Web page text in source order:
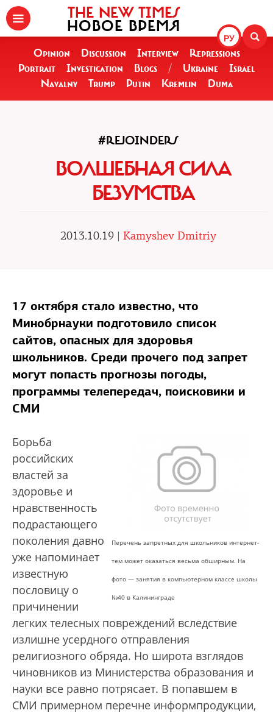
РУ
THE NEW TIMES
НОВОЕ ВРЕМЯ
Opinion Discussion Interview
Repressions
Portrait
Investigation Blogs / Ukraine
Israel
Navalny
Trump Putin Kremlin Duma
#REJOINDERS
ВОЛШЕБНАЯ СИЛА
БЕЗУМСТВА
2013.10.19 | Kamyshev Dmitriy
17 октября стало известно, что
Минобрнауки подготовило список
сайтов, опасных для здоровья
школьников. Среди прочего под запрет
могут попасть прогнозы погоды,
программы телепередач, поисковики и
СМИ
Перечень запретных для школьников интернет-
тем может оказаться весьма обширным. На
фото — занятия в компьютерном классе школы
№40 в Калининграде
Борьба
российских
властей за
здоровье и
нравственность
подрастающего
поколения давно
уже напоминает
известную
пословицу о
причинении
легких телесных повреждений вследствие
излишне усердного отправления
религиозного обряда. Но широта взглядов
чиновников из Министерства образования и
науки все равно потрясает. В попавшем в
СМИ примерном перечне информпродукции,